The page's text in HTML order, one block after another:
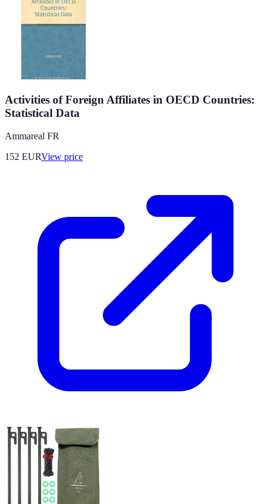
Activities of Foreign Affiliates in OECD Countries:
Statistical Data
Ammareal FR
152 EURView price